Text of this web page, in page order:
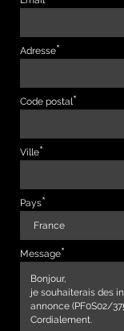
Adresse
Code postal
Ville
Pays
Message